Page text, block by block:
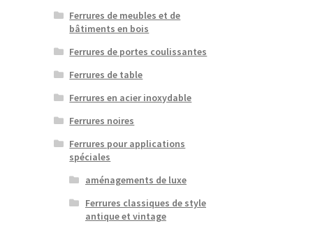
Ferrures de meubles et de
bâtiments en bois
Ferrures de portes coulissantes
Ferrures de table
Ferrures en acier inoxydable
Ferrures noires
Ferrures pour applications
spéciales
aménagements de luxe
Ferrures classiques de style
antique et vintage